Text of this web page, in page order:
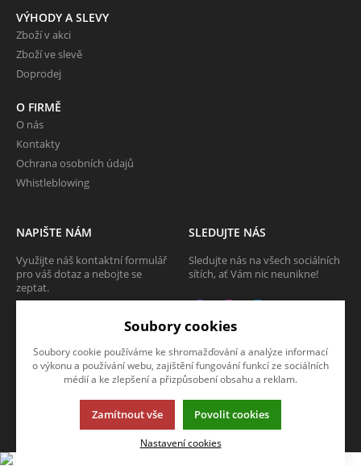
VÝHODY A SLEVY
Zboží v akci
Zboží ve slevě
Doprodej
O FIRMĚ
O nás
Kontakty
Ochrana osobních údajů
Whistleblowing
NAPIŠTE NÁM
Využijte náš kontaktní formulář
pro váš dotaz a nebojte se
zeptat.
SLEDUJTE NÁS
Sledujte nás na všech sociálních
sítích, ať Vám nic neunikne!
© 2013-2026 Internetový obchod TECAM PCV a.s.
K2 e-shop - První e-shop, který uřídí celou vaši firmu.
Soubory cookies
Soubory cookie používáme ke shromažďování a analýze informací
o výkonu a používání webu, zajištění fungování funkcí ze sociálních
médií a ke zlepšení a přizpůsobení obsahu a reklam.
Zamítnout vše Povolit cookies
Nastavení cookies